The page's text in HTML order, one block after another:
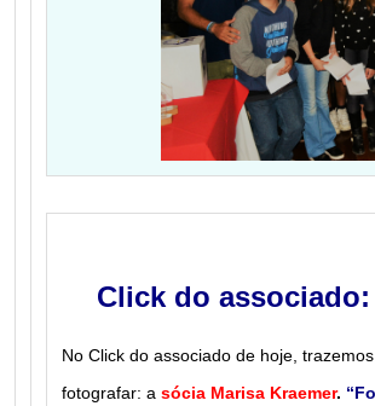
Click do associado:
No Click do associado de hoje,
fotografar: a sócia Marisa Kraemer.